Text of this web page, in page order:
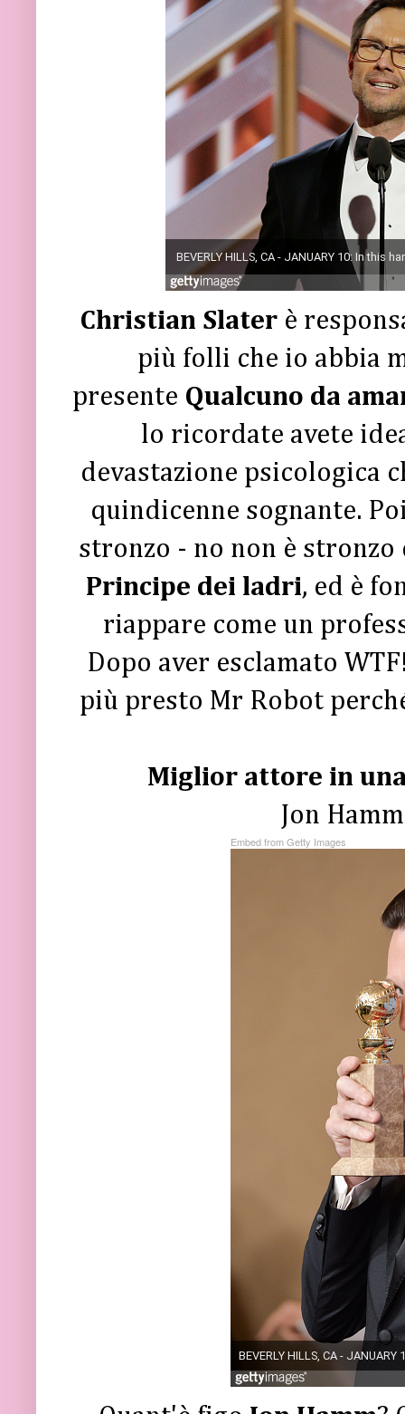
Christian Slaterè
più folli che io abbia
presente Qualcuno da
lo ricordate avete
devastazione psicologica
quindicenne sognante.
stronzo - no non è
Principe dei ladri, ed è
riappare come un
Dopo aver esclamato
più presto Mr Robot
Miglior attore in
Jon
Embed from Getty Images